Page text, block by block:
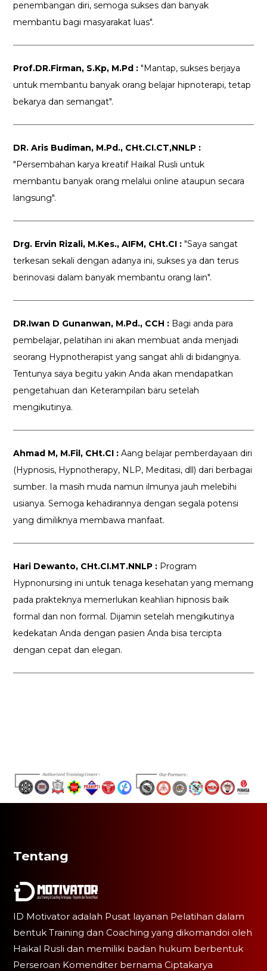
penembangan diri, semoga sukses dan banyak
membantu bagi masyarakat luas".
Prof.DR.Firman, S.Kp, M.Pd : "Mantap, sukses berjaya
untuk membantu banyak orang belajar hipnoterapi, tetap
bekarya dan semangat".
DR. Aris Budiman, M.Pd., CHt.CI.CT,NNLP :
"Persembahan karya kreatif Haikal Rusli untuk
membantu banyak orang melalui online ataupun secara
langsung".
Drg. Ervin Rizali, M.Kes., AIFM, CHt.CI : "Saya sangat
terkesan sekali dengan adanya ini, sukses ya dan terus
berinovasi dalam banyak membantu orang lain".
DR.Iwan D Gunanwan, M.Pd., CCH : Bagi anda para
pembelajar, pelatihan ini akan membuat anda menjadi
seorang Hypnotherapist yang sangat ahli di bidangnya.
Tentunya saya begitu yakin Anda akan mendapatkan
pengetahuan dan Keterampilan baru setelah
mengikutinya.
Ahmad M, M.Fil, CHt.CI : Aang belajar pemberdayaan diri
(Hypnosis, Hypnotherapy, NLP, Meditasi, dll) dari berbagai
sumber. Ia masih muda namun ilmunya jauh melebihi
usianya. Semoga kehadirannya dengan segala potensi
yang dimiliknya membawa manfaat.
Hari Dewanto, CHt.CI.MT.NNLP : Program
Hypnonursing ini untuk tenaga kesehatan yang memang
pada prakteknya memerlukan keahlian hipnosis baik
formal dan non formal. Dijamin setelah mengikutinya
kedekatan Anda dengan pasien Anda bisa tercipta
dengan cepat dan elegan.
Tentang
ID Motivator adalah Pusat layanan Pelatihan dalam
bentuk Training dan Coaching yang dikomandoi oleh
Haikal Rusli dan memiliki badan hukum berbentuk
Perseroan Komenditer bernama Ciptakarya